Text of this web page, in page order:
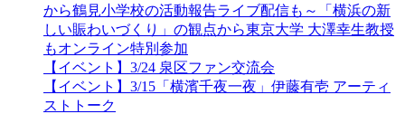
から鶴見小学校の活動報告ライブ配信も～「横浜の新
しい賑わいづくり」の観点から東京大学 大澤幸生教授
もオンライン特別参加
【イベント】3/24 泉区ファン交流会
【イベント】3/15「横濱千夜一夜」伊藤有壱 アーティ
ストトーク